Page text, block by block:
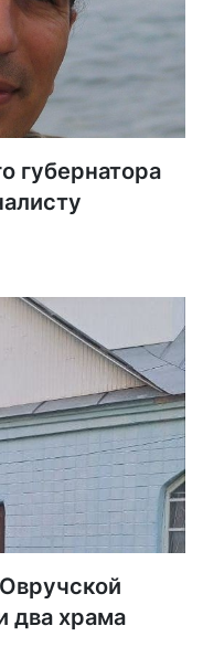
губернатора
два храма